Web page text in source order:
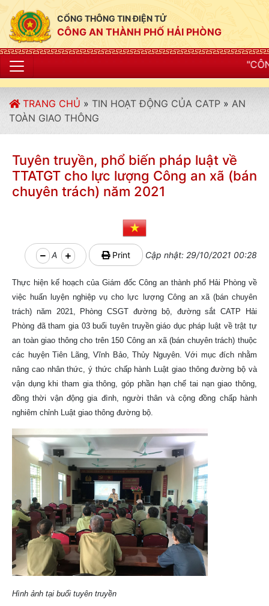
CỔNG THÔNG TIN ĐIỆN TỬ
CÔNG AN THÀNH PHỐ HẢI PHÒNG
"CÔNG AN THÀNH
TRANG CHỦ » TIN HOẠT ĐỘNG CỦA CATP » AN
TOÀN GIAO THÔNG
Tuyên truyền, phổ biến pháp luật về
TTATGT cho lực lượng Công an xã (bán
chuyên trách) năm 2021
A Print Cập nhật: 29/10/2021 00:28
Thực hiện kế hoạch của Giám đốc Công an thành phố Hải Phòng về
việc huấn luyện nghiệp vụ cho lực lượng Công an xã (bán chuyên
trách) năm 2021, Phòng CSGT đường bộ, đường sắt CATP Hải
Phòng đã tham gia 03 buổi tuyên truyền giáo dục pháp luật về trật tự
an toàn giao thông cho trên 150 Công an xã (bán chuyên trách) thuộc
các huyện Tiên Lãng, Vĩnh Bảo, Thủy Nguyên. Với mục đích nhằm
nâng cao nhân thức, ý thức chấp hành Luật giao thông đường bộ và
vận dụng khi tham gia thông, góp phần hạn chế tai nạn giao thông,
đồng thời vận động gia đình, người thân và cộng đồng chấp hành
nghiêm chỉnh Luật giao thông đường bộ.
Hình ảnh tại buổi tuyên truyền